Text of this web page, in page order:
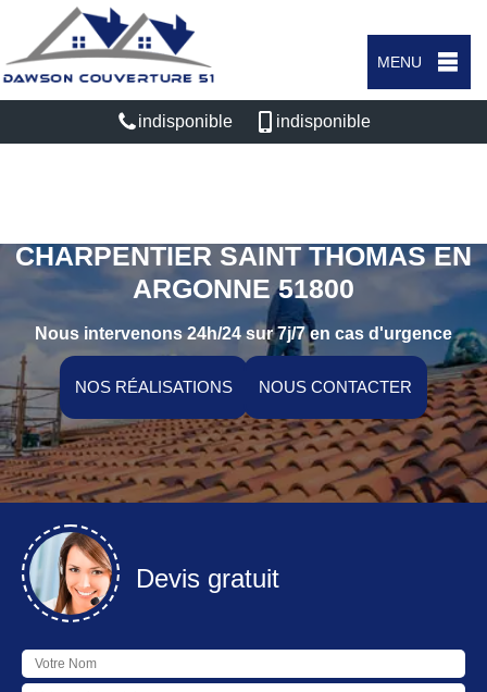
MENU
indisponible indisponible
CHARPENTIER SAINT THOMAS EN
ARGONNE 51800
Nous intervenons 24h/24 sur 7j/7 en cas d'urgence
NOS RÉALISATIONS NOUS CONTACTER
Devis gratuit